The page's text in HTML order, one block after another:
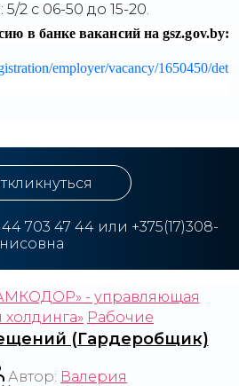
2 с 06-50 до 15-20.
в банке вакансий на gsz.gov.⁣by:
employer/vacancy/1650450/det
703 47 44 или +375(17)308-
- управляющая
Рабочие
(Гардеробщик)
Автор: Валерия